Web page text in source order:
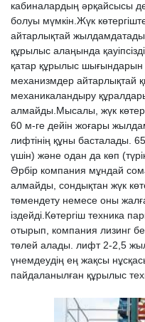
кабиналардың әрқайсысы
болуы мүмкін.Жүк
айтарлықтай
құрылыс алаңында
қатар құрылыс
механизмдер айтарлықтай
механикаландыру
алмайды.Мысалы, жүк
60 м-ге дейін жоғары
лифтінің құны басталады.
үшін) және одан да көп
Әрбір компания мұндай
алмайды, сондықтан жүк
төмендету немесе оны жалға
іздейді.Көтергіш техника
отырып, компания лизинг
төлей алады. лифт 2-2,5
үнемдеудің ең жақсы
пайдаланылған құрылыс